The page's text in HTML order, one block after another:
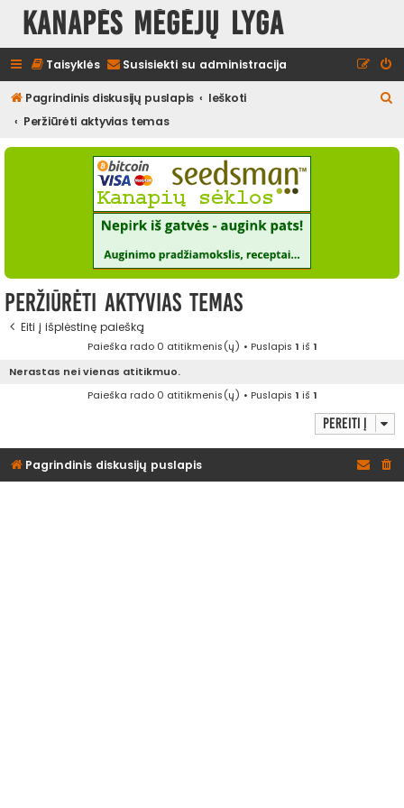
Kanapės mėgėjų lyga
Taisyklės Susisiekti su administracija
Pagrindinis diskusijų puslapis
Ieškoti
Peržiūrėti aktyvias temas
š
Peržiūrėti aktyvias temas
Eiti į išplėstinę paiešką
Paieška rado 0 atitikmenis(ų) • Puslapis 1 iš 1
Nerastas nei vienas atitikmuo.
Paieška rado 0 atitikmenis(ų) • Puslapis 1 iš 1
Pereiti į
Pagrindinis diskusijų puslapis